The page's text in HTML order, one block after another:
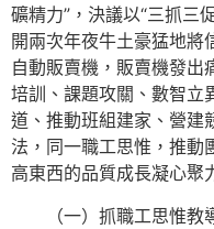
礦精力”，決議以“三抓三
開兩次年夜牛土豪猛地將
自動販賣機，販賣機發出
培訓、課題攻關、數智立
道、推動班組建家、營建
法，同一職工思惟，推動
高東西的品質成長凝心聚
（一）抓職工思惟